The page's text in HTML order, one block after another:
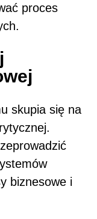
proces
skupia się na
biznesowe i